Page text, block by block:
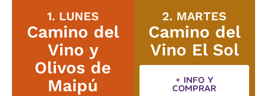
1. LUNES
Camino del
Vino y
Olivos de
Maipú
2. MARTES
Camino del
Vino El Sol
+ INFO Y
COMPRAR